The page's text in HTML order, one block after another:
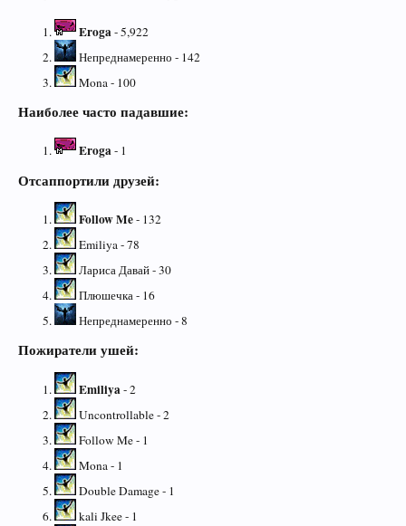
Eroga- 5,922
Непреднамеренно - 142
Mona - 100
Наиболее часто падавшие:
Eroga- 1
Отсаппортили друзей:
Follow Me- 132
Emiliya - 78
Лариса Давай - 30
Плюшечка - 16
Непреднамеренно - 8
Пожиратели ушей:
Emiliya- 2
Uncontrollable - 2
Follow Me - 1
Mona - 1
Double Damage - 1
kali Jkee - 1